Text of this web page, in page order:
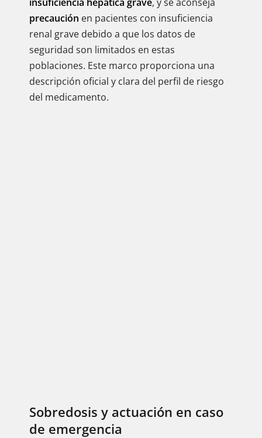
precaución en pacientes con insuficiencia
renal grave debido a que los datos de
seguridad son limitados en estas
poblaciones. Este marco proporciona una
descripción oficial y clara del perfil de riesgo
del medicamento.
Sobredosis y actuación en caso
de emergencia